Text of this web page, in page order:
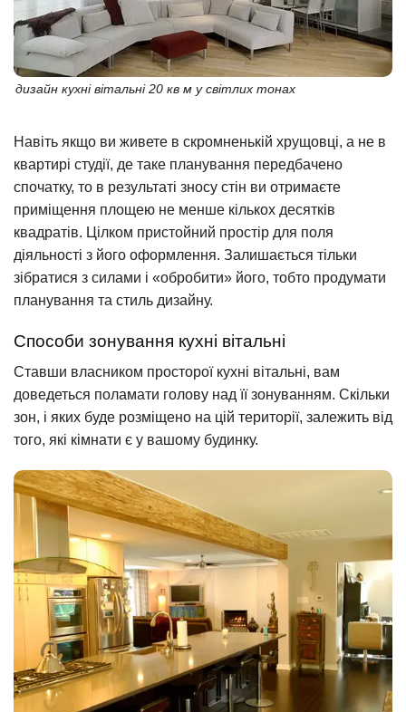
дизайн кухні вітальні 20 кв м у світлих тонах
Навіть якщо ви живете в скромненькій хрущовці, а не в
квартирі студії, де таке планування передбачено
спочатку, то в результаті зносу стін ви отримаєте
приміщення площею не менше кількох десятків
квадратів. Цілком пристойний простір для поля
діяльності з його оформлення. Залишається тільки
зібратися з силами і «обробити» його, тобто продумати
планування та стиль дизайну.
Способи зонування кухні вітальні
Ставши власником просторої кухні вітальні, вам
доведеться поламати голову над її зонуванням. Скільки
зон, і яких буде розміщено на цій території, залежить від
того, які кімнати є у вашому будинку.